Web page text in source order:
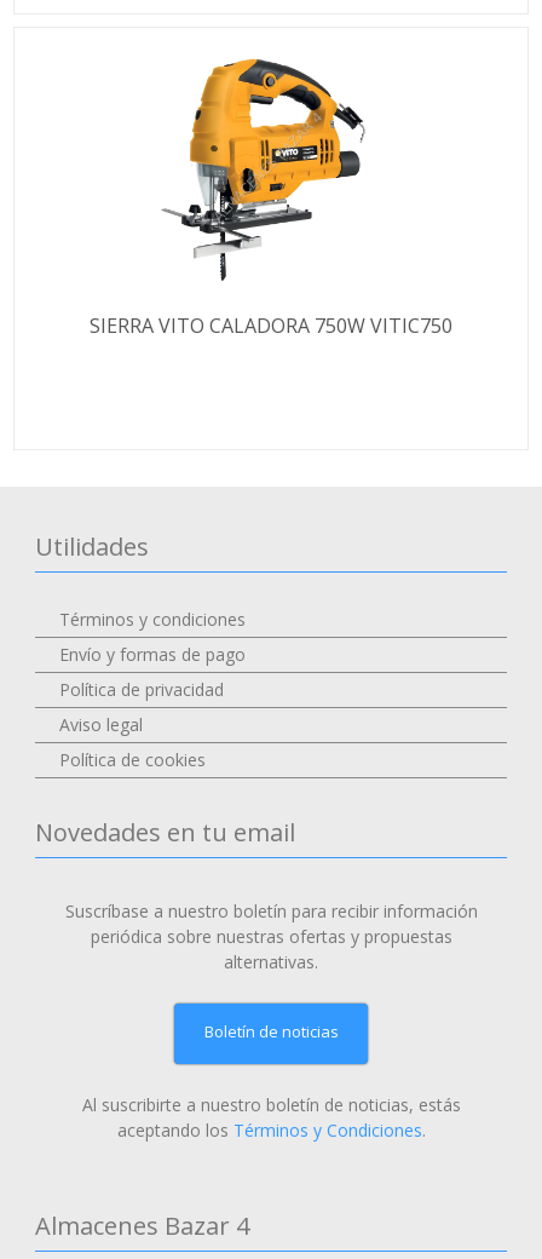
SIERRA VITO CALADORA 750W VITIC750
Utilidades
Términos y condiciones
Envío y formas de pago
Política de privacidad
Aviso legal
Política de cookies
Novedades en tu email
Suscríbase a nuestro boletín para recibir información
periódica sobre nuestras ofertas y propuestas
alternativas.
Boletín de noticias
Al suscribirte a nuestro boletín de noticias, estás
aceptando los Términos y Condiciones.
Almacenes Bazar 4